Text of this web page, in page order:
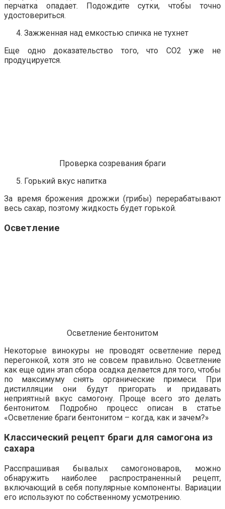
перчатка опадает. Подождите сутки, чтобы точно
удостовериться.
Зажженная над емкостью спичка не тухнет
Еще одно доказательство того, что СО2 уже не
продуцируется.
Проверка созревания браги
Горький вкус напитка
За время брожения дрожжи (грибы) перерабатывают
весь сахар, поэтому жидкость будет горькой.
Осветление
Осветление бентонитом
Некоторые винокуры не проводят осветление перед
перегонкой, хотя это не совсем правильно. Осветление
как еще один этап сбора осадка делается для того, чтобы
по максимуму снять органические примеси. При
дистилляции они будут пригорать и придавать
неприятный вкус самогону. Проще всего это делать
бентонитом. Подробно процесс описан в статье
«Осветление браги бентонитом – когда, как и зачем?»
Классический рецепт браги для самогона из
сахара
Расспрашивая бывалых самогоноваров, можно
обнаружить наиболее распространенный рецепт,
включающий в себя популярные компоненты. Вариации
его используют по собственному усмотрению.